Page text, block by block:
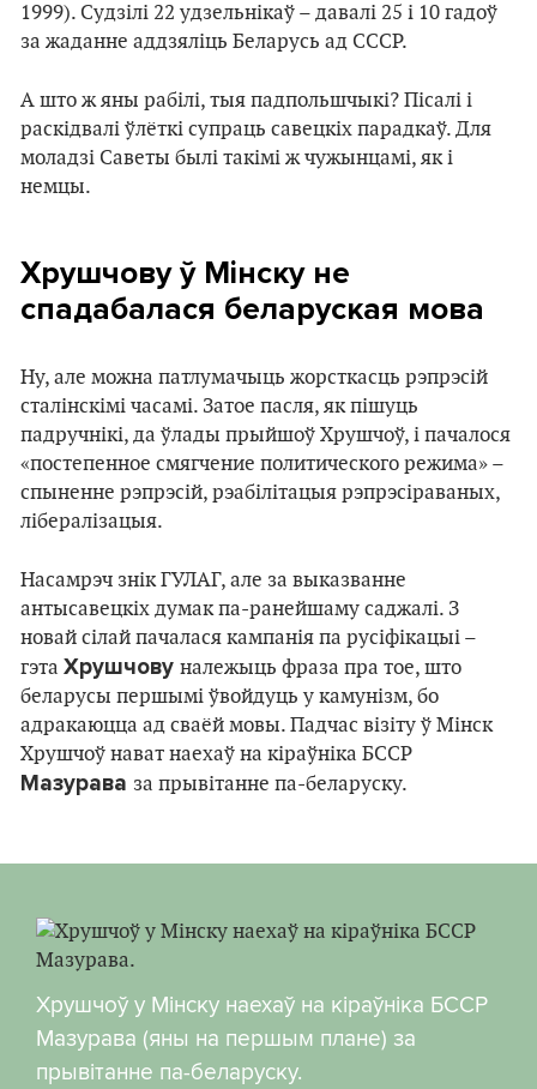
1999). Судзілі 22 удзельнікаў – давалі 25 і 10 гадоў
за жаданне аддзяліць Беларусь ад СССР.
А што ж яны рабілі, тыя падпольшчыкі? Пісалі і
раскідвалі ўлёткі супраць савецкіх парадкаў. Для
моладзі Саветы былі такімі ж чужынцамі, як і
немцы.
Хрушчову ў Мінску не
спадабалася беларуская мова
Ну, але можна патлумачыць жорсткасць рэпрэсій
сталінскімі часамі. Затое пасля, як пішуць
падручнікі, да ўлады прыйшоў Хрушчоў, і пачалося
«постепенное смягчение политического режима» –
спыненне рэпрэсій, рэабілітацыя рэпрэсіраваных,
лібералізацыя.
Насамрэч знік ГУЛАГ, але за выказванне
антысавецкіх думак па-ранейшаму саджалі. З
новай сілай пачалася кампанія па русіфікацыі –
гэта Хрушчову належыць фраза пра тое, што
беларусы першымі ўвойдуць у камунізм, бо
адракаюцца ад сваёй мовы. Падчас візіту ў Мінск
Хрушчоў нават наехаў на кіраўніка БССР
Мазурава за прывітанне па-беларуску.
Хрушчоў у Мінску наехаў на кіраўніка БССР
Мазурава (яны на першым плане) за
прывітанне па-беларуску.